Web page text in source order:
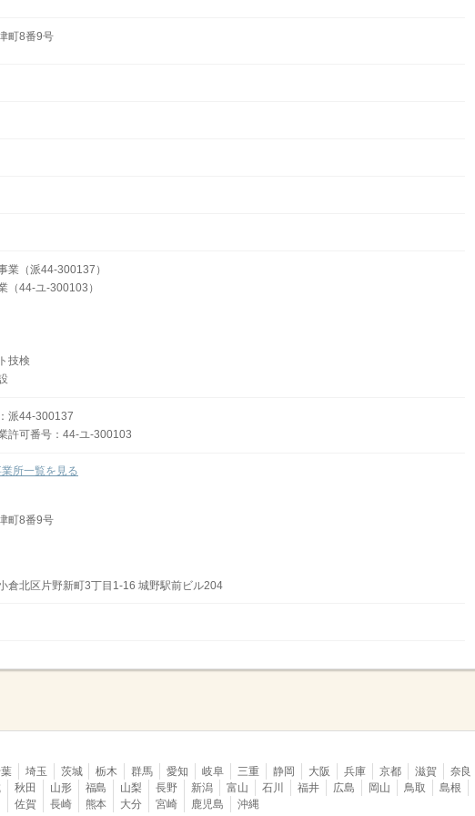
町8番9号
業（派44-300137）
（44-ユ-300103）
技検
派44-300137
許可番号：44-ユ-300103
所一覧を見る
町8番9号
倉北区片野新町3丁目1-16 城野駅前ビル204
埼玉 茨城 栃木 群馬 愛知 岐阜 三重 静岡 大阪 兵庫 京都 滋賀 奈良
秋田 山形 福島 山梨 長野 新潟 富山 石川 福井 広島 岡山 鳥取 島根
佐賀 長崎 熊本 大分 宮崎 鹿児島 沖縄